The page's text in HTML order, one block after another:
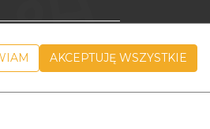
niedozwolone i będą
art. 116 i nast. Ustawy
AKCEPTUJĘ WSZYSTKIE